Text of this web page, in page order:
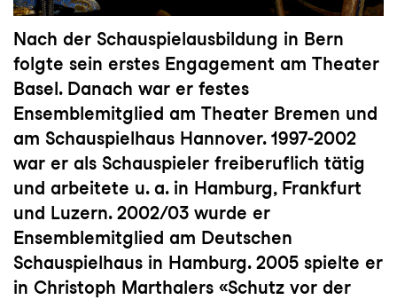
Nach der Schauspielausbildung in Bern
folgte sein erstes Engagement am Theater
Basel. Danach war er festes
Ensemblemitglied am Theater Bremen und
am Schauspielhaus Hannover. 1997-2002
war er als Schauspieler freiberuflich tätig
und arbeitete u. a. in Hamburg, Frankfurt
und Luzern. 2002/03 wurde er
Ensemblemitglied am Deutschen
Schauspielhaus in Hamburg. 2005 spielte er
in Christoph Marthalers «Schutz vor der